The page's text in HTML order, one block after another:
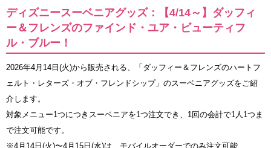
ディズニースーベニアグッズ：【4/14～】ダッフィ
ー＆フレンズのファインド・ユア・ビューティフ
ル・ブルー！
2026年4月14日(火)から販売される、「ダッフィー＆フレンズのハートフ
ェルト・レターズ・オブ・フレンドシップ」のスーベニアグッズをご紹
介します。
対象メニュー1つにつきスーベニアを1つ注文でき、1回の会計で1人1つま
で注文可能です。
※4月14日(火)〜4月15日(水)は、モバイルオーダーでのみ注文可能